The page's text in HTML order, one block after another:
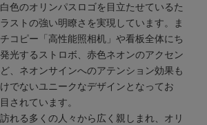
色のオリンパスロゴを目立たせているた
ストの強い明瞭さを実現しています。ま
コピー「高性能照相机」や看板全体にち
光するストロボ、赤色ネオンのアクセン
、ネオンサインへのアテンション効果も
でないユニークなデザインとなってお
されています。
れる多くの人々から広く親しまれ、オリ